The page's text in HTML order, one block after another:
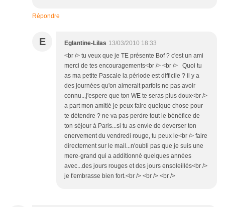
Répondre
E Eglantine-Lilas 13/03/2010 18:33
<br /> tu veux que je TE présente Bof ? c'est un ami
merci de tes encouragements<br /> <br /> Quoi tu
as ma petite Pascale la période est difficile ? il y a
des journées qu'on aimerait parfois ne pas avoir
connu...j'espere que ton WE te seras plus doux<br />
a part mon amitié je peux faire quelque chose pour
te détendre ? ne va pas perdre tout le bénéfice de
ton séjour à Paris...si tu as envie de deverser ton
enervement du vendredi rouge, tu peux le<br /> faire
directement sur le mail...n'oubli pas que je suis une
mere-grand qui a additionné quelques années
avec...des jours rouges et des jours ensoleillés<br />
je t'embrasse bien fort.<br /> <br /> <br />